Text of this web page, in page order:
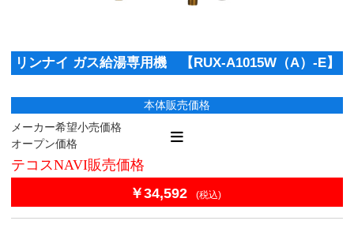
リンナイ ガス給湯専用機 【RUX-A1015W（A）-E】
本体販売価格
メーカー希望小売価格
オープン価格
テコスNAVI販売価格
￥34,592
(税込)